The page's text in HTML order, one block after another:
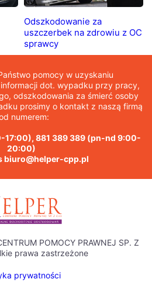
Odszkodowanie za
uszczerbek na zdrowiu z OC
sprawcy
pomocy w uzyskaniu
dot. wypadku przy pracy,
odszkodowania za śmierć osoby
prosimy o kontakt z naszą firmą
numerem:
17:00), 881 389 389 (pn-nd 9:00-
20:00)
biuro@helper-cpp.pl
POMOCY PRAWNEJ SP. Z
prawa zastrzeżone
prywatności